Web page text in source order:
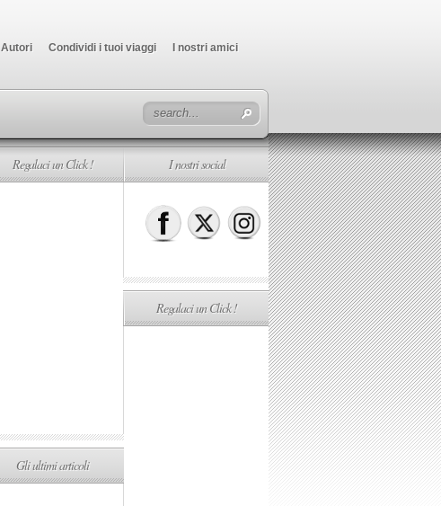
Autori Condividi i tuoi viaggi I nostri amici
Regalaci un Click !
Gli ultimi articoli
I nostri social
Regalaci un Click !